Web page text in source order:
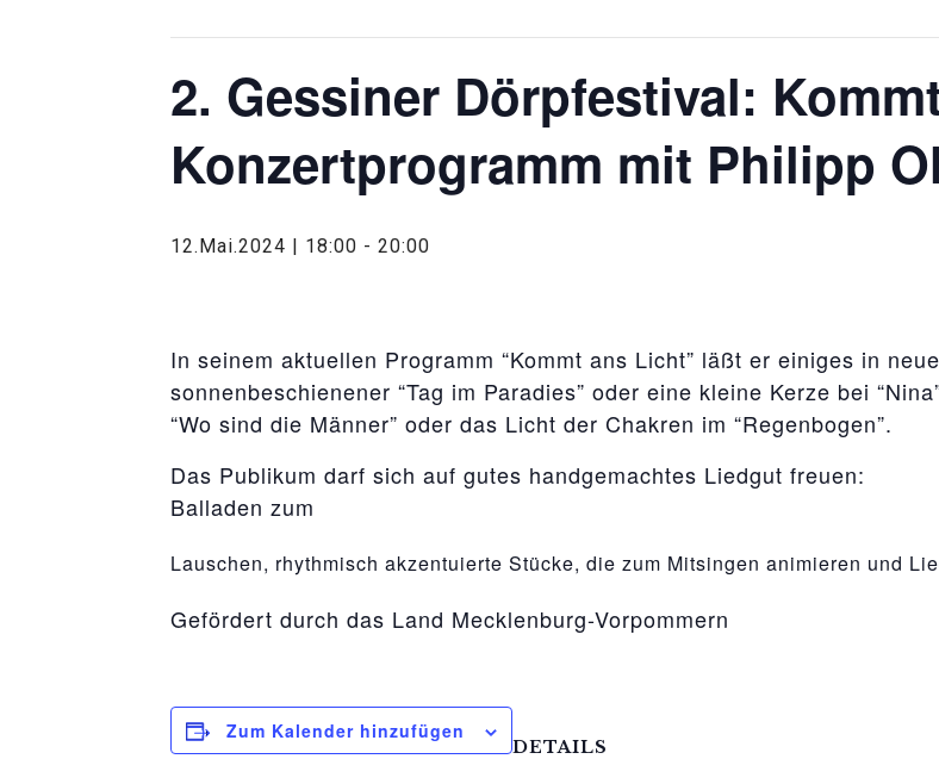
2. Gessiner Dörpfestival:
Konzertprogramm mit Philipp
12.Mai.2024 | 18:00 - 20:00
In seinem aktuellen Programm “Kommt ans Licht” läßt er einiges in
sonnenbeschienener “Tag im Paradies” oder eine kleine Kerze bei
“Wo sind die Männer” oder das Licht der Chakren im “Regenbogen”.
Das Publikum darf sich auf gutes handgemachtes Liedgut freuen:
Balladen zum
osteopathe-nyon-cabinet-monney
Lauschen, rhythmisch akzentuierte Stücke, die zum Mitsingen animieren und
Gefördert durch das Land Mecklenburg-Vorpommern
Zum Kalender hinzufügen
DETAILS